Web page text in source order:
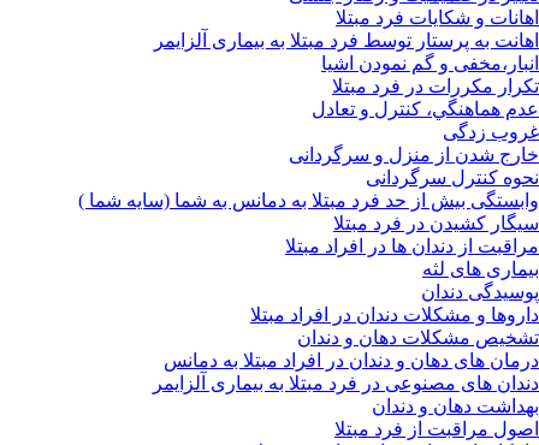
اهانات و شکایات فرد مبتلا
اهانت به پرستار توسط فرد مبتلا به بیماری آلزایمر
انبار،مخفی و گم نمودن اشیا
تکرار مکررات در فرد مبتلا
عدم هماهنگي، كنترل و تعادل
غروب زدگی
خارج شدن از منزل و سرگردانی
نحوه کنترل سرگردانی
وابستگی بیش از حد فرد مبتلا به دمانس به شما (سایه شما )
سیگار کشیدن در فرد مبتلا
مراقبت از دندان ها در افراد مبتلا
بیماری های لثه
پوسیدگی دندان
داروها و مشکلات دندان در افراد مبتلا
تشخیص مشکلات دهان و دندان
درمان های دهان و دندان در افراد مبتلا به دمانس
دندان های مصنوعی در فرد مبتلا به بیماری آلزایمر
بهداشت دهان و دندان
اصول مراقبت از فرد مبتلا